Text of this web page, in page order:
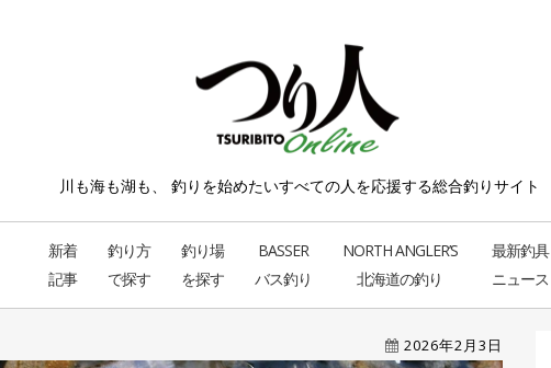
川も海も湖も、 釣りを始めたいすべての人を応援する総合釣りサイト
新着
記事
釣り方
で探す
釣り場
を探す
BASSER
バス釣り
NORTH ANGLER’S
北海道の釣り
最新釣具
ニュース
2026年2月3日